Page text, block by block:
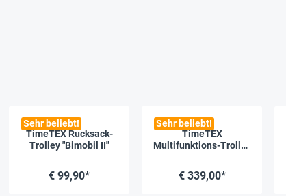
Sehr beliebt!
TimeTEX Rucksack-
Trolley "Bimobil II"
€ 99,90*
Sehr beliebt!
TimeTEX
Multifunktions-Trolley
€ 339,00*